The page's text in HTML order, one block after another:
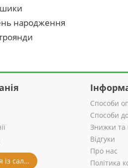
народження
Трансляція із салону
Способи
Способи
Знижки та
Відгуки
Про нас
Політика